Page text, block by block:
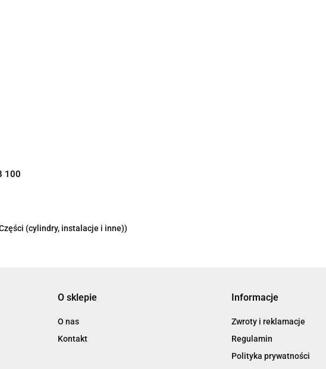
100
Części (cylindry, instalacje i inne))
O sklepie
O nas
Kontakt
Informacje
Zwroty i reklamacje
Regulamin
Polityka prywatności